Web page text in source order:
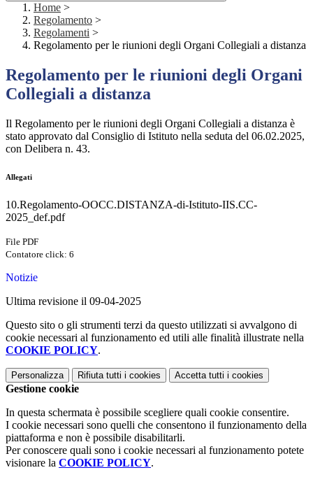
Home >
Regolamento >
Regolamenti >
Regolamento per le riunioni degli Organi Collegiali a distanza
Regolamento per le riunioni degli Organi
Collegiali a distanza
Il Regolamento per le riunioni degli Organi Collegiali a distanza è
stato approvato dal Consiglio di Istituto nella seduta del 06.02.2025,
con Delibera n. 43.
Allegati
10.Regolamento-OOCC.DISTANZA-di-Istituto-IIS.CC-
2025_def.pdf
File PDF
Contatore click: 6
Notizie
Ultima revisione il 09-04-2025
Questo sito o gli strumenti terzi da questo utilizzati si avvalgono di
cookie necessari al funzionamento ed utili alle finalità illustrate nella
COOKIE POLICY.
Personalizza Rifiuta tutti i cookies Accetta tutti i cookies
Gestione cookie
In questa schermata è possibile scegliere quali cookie consentire.
I cookie necessari sono quelli che consentono il funzionamento della
piattaforma e non è possibile disabilitarli.
Per conoscere quali sono i cookie necessari al funzionamento potete
visionare la COOKIE POLICY.